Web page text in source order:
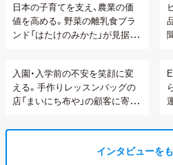
日本の子育てを支え、農業の価
値を高める。野菜の離乳食ブラ
ンド「はたけのみかた」が見据え
入園・入学前の不安を笑顔に変
える。手作りレッスンバッグの
店「まいにち布や」の顧客に寄り
インタビューを